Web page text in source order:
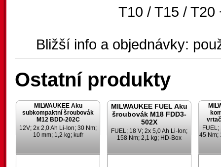
T10 / T15 /
Bližší info a objednávky:
Ostatní produkty
MILWAUKEE Aku
subkompaktní šroubovák
M12 BDD-202C
12V; 2x 2,0 Ah Li-Ion; 30 Nm;
10 mm; 1,2 kg; kufr
MILWAUKEE FUEL Aku
šroubovák M18 FDD3-
502X
FUEL; 18 V; 2x 5,0 Ah Li-Ion;
158 Nm; 2,1 kg; HD-Box
FUEL;
45 Nm;